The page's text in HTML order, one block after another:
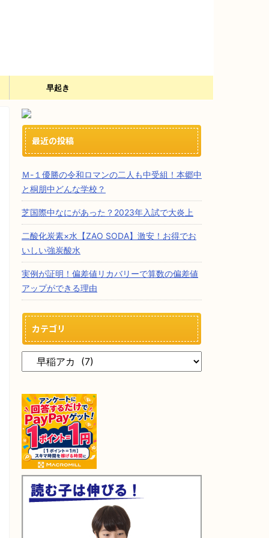
早起き
最近の投稿
Ｍ-１優勝の令和ロマンの二人も中受組！本郷中
と桐朋中どんな学校？
芝国際中なにがあった？2023年入試で大炎上
二酸化炭素×水【ZAO SODA】激安！お得でお
いしい強炭酸水
実例が証明！偏差値リカバリーで算数の偏差値
アップができる理由
カテゴリ